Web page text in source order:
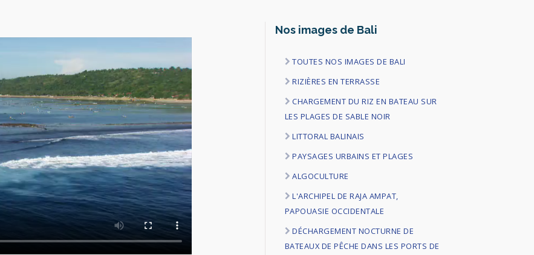
COLLECTIONS
Nos images de Bali
TOUTES NOS IMAGES DE BALI
RIZIÈRES EN TERRASSE
CHARGEMENT DU RIZ EN BATEAU SUR
LES PLAGES DE SABLE NOIR
LITTORAL BALINAIS
PAYSAGES URBAINS ET PLAGES
ALGOCULTURE
L'ARCHIPEL DE RAJA AMPAT,
PAPOUASIE OCCIDENTALE
DÉCHARGEMENT NOCTURNE DE
BATEAUX DE PÊCHE DANS LES PORTS DE